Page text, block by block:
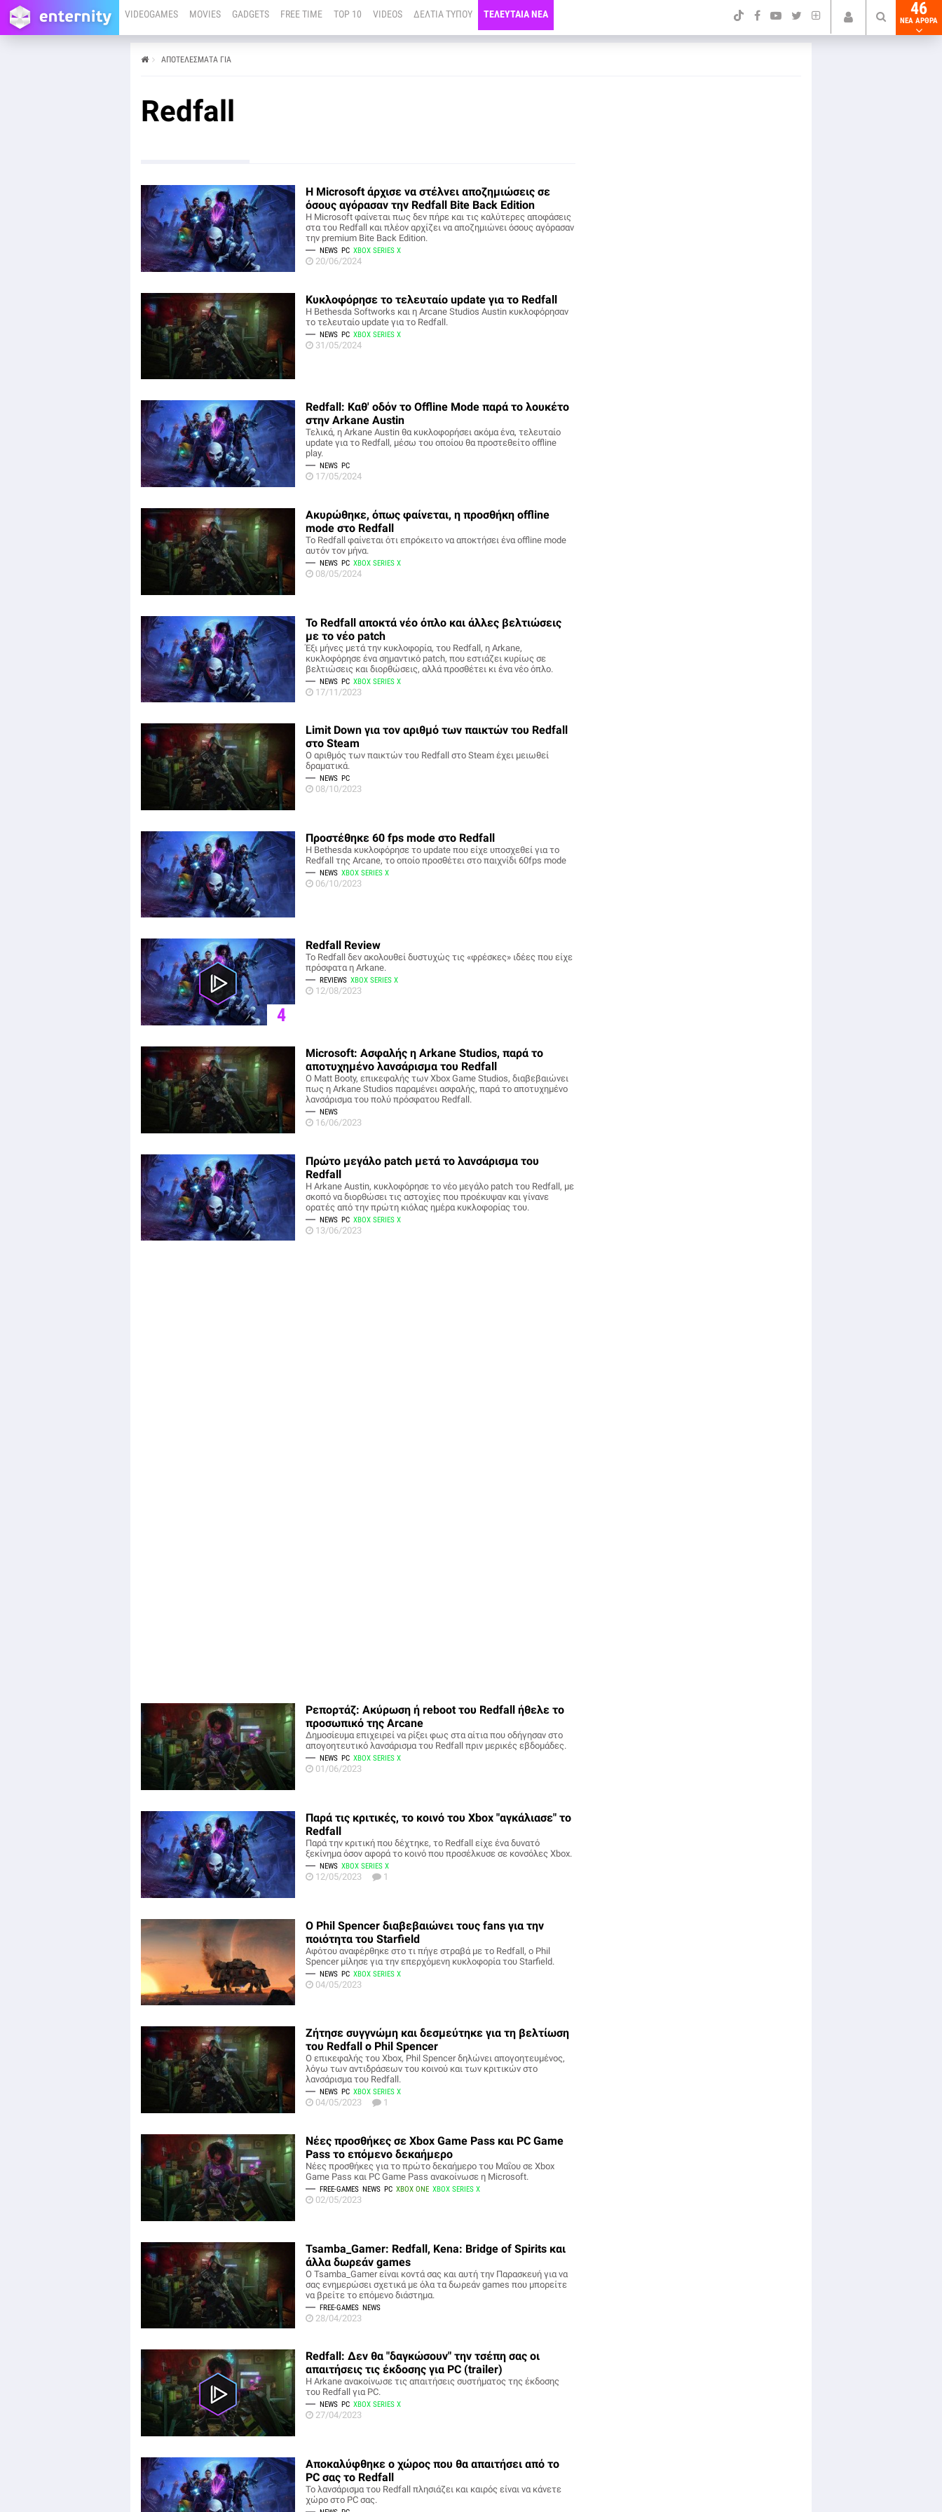
VIDEOGAMES MOVIES GADGETS FREE TIME TOP 10 VIDEOS ΔΕΛΤΙΑ ΤΥΠΟΥ ΤΕΛΕΥΤΑΙΑ ΝΕΑ 46
NEA ΑΡΘΡΑ
ΑΠΟΤΕΛΕΣΜΑΤΑ ΓΙΑ
Redfall
H Microsoft άρχισε να στέλνει αποζημιώσεις σε
όσους αγόρασαν την Redfall Bite Back Edition
Η Microsoft φαίνεται πως δεν πήρε και τις καλύτερες αποφάσεις
στα του Redfall και πλέον αρχίζει να αποζημιώνει όσους αγόρασαν
την premium Bite Back Edition.
NEWS PC XBOX SERIES X
20/06/2024
Κυκλοφόρησε το τελευταίο update για το Redfall
Η Bethesda Softworks και η Arcane Studios Austin κυκλοφόρησαν
το τελευταίο update για το Redfall.
NEWS PC XBOX SERIES X
31/05/2024
Redfall: Καθ' οδόν το Offline Mode παρά το λουκέτο
στην Arkane Austin
Τελικά, η Arkane Austin θα κυκλοφορήσει ακόμα ένα, τελευταίο
update για το Redfall, μέσω του οποίου θα προστεθείτο offline
play.
NEWS PC
17/05/2024
Ακυρώθηκε, όπως φαίνεται, η προσθήκη offline
mode στο Redfall
To Redfall φαίνεται ότι επρόκειτο να αποκτήσει ένα offline mode
αυτόν τον μήνα.
NEWS PC XBOX SERIES X
08/05/2024
Το Redfall αποκτά νέο όπλο και άλλες βελτιώσεις
με το νέο patch
Έξι μήνες μετά την κυκλοφορία, του Redfall, η Arkane,
κυκλοφόρησε ένα σημαντικό patch, που εστιάζει κυρίως σε
βελτιώσεις και διορθώσεις, αλλά προσθέτει κι ένα νέο όπλο.
NEWS PC XBOX SERIES X
17/11/2023
Limit Down για τον αριθμό των παικτών του Redfall
στο Steam
Ο αριθμός των παικτών του Redfall στο Steam έχει μειωθεί
δραματικά.
NEWS PC
08/10/2023
Προστέθηκε 60 fps mode στο Redfall
Η Bethesda κυκλοφόρησε το update που είχε υποσχεθεί για το
Redfall της Arcane, το οποίο προσθέτει στο παιχνίδι 60fps mode
NEWS XBOX SERIES X
06/10/2023
4
Redfall Review
To Redfall δεν ακολουθεί δυστυχώς τις «φρέσκες» ιδέες που είχε
πρόσφατα η Arkane.
REVIEWS XBOX SERIES X
12/08/2023
Microsoft: Ασφαλής η Arkane Studios, παρά το
αποτυχημένο λανσάρισμα του Redfall
Ο Matt Booty, επικεφαλής των Xbox Game Studios, διαβεβαιώνει
πως η Arkane Studios παραμένει ασφαλής, παρά το αποτυχημένο
λανσάρισμα του πολύ πρόσφατου Redfall.
NEWS
16/06/2023
Πρώτο μεγάλο patch μετά το λανσάρισμα του
Redfall
Η Arkane Austin, κυκλοφόρησε το νέο μεγάλο patch του Redfall, με
σκοπό να διορθώσει τις αστοχίες που προέκυψαν και γίνανε
ορατές από την πρώτη κιόλας ημέρα κυκλοφορίας του.
NEWS PC XBOX SERIES X
13/06/2023
Ρεπορτάζ: Ακύρωση ή reboot του Redfall ήθελε το
προσωπικό της Arcane
Δημοσίευμα επιχειρεί να ρίξει φως στα αίτια που οδήγησαν στο
απογοητευτικό λανσάρισμα του Redfall πριν μερικές εβδομάδες.
NEWS PC XBOX SERIES X
01/06/2023
Παρά τις κριτικές, το κοινό του Xbox "αγκάλιασε" το
Redfall
Παρά την κριτική που δέχτηκε, το Redfall είχε ένα δυνατό
ξεκίνημα όσον αφορά το κοινό που προσέλκυσε σε κονσόλες Xbox.
NEWS XBOX SERIES X
12/05/2023 1
Ο Phil Spencer διαβεβαιώνει τους fans για την
ποιότητα του Starfield
Αφότου αναφέρθηκε στο τι πήγε στραβά με το Redfall, o Phil
Spencer μίλησε για την επερχόμενη κυκλοφορία του Starfield.
NEWS PC XBOX SERIES X
04/05/2023
Ζήτησε συγγνώμη και δεσμεύτηκε για τη βελτίωση
του Redfall ο Phil Spencer
Ο επικεφαλής του Xbox, Phil Spencer δηλώνει απογοητευμένος,
λόγω των αντιδράσεων του κοινού και των κριτικών στο
λανσάρισμα του Redfall.
NEWS PC XBOX SERIES X
04/05/2023 1
Νέες προσθήκες σε Xbox Game Pass και PC Game
Pass το επόμενο δεκαήμερο
Νέες προσθήκες για το πρώτο δεκαήμερο του Μαΐου σε Xbox
Game Pass και PC Game Pass ανακοίνωσε η Microsoft.
FREE-GAMES NEWS PC XBOX ONE XBOX SERIES X
02/05/2023
Tsamba_Gamer: Redfall, Kena: Bridge of Spirits και
άλλα δωρεάν games
O Tsamba_Gamer είναι κοντά σας και αυτή την Παρασκευή για να
σας ενημερώσει σχετικά με όλα τα δωρεάν games που μπορείτε
να βρείτε το επόμενο διάστημα.
FREE-GAMES NEWS
28/04/2023
Redfall: Δεν θα "δαγκώσουν" την τσέπη σας οι
απαιτήσεις τις έκδοσης για PC (trailer)
H Arkane ανακοίνωσε τις απαιτήσεις συστήματος της έκδοσης
του Redfall για PC.
NEWS PC XBOX SERIES X
27/04/2023
Αποκαλύφθηκε ο χώρος που θα απαιτήσει από το
PC σας το Redfall
Το λανσάρισμα του Redfall πλησιάζει και καιρός είναι να κάνετε
χώρο στο PC σας.